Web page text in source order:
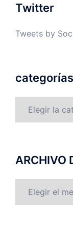
Twitter
Tweets by
categorías
ARCHIVO